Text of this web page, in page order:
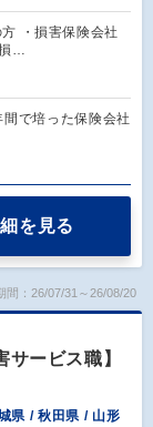
・損害保険会社
…
で培った保険会社
を見る
間：26/07/31～26/08/20
ービス職】
県 / 秋田県 / 山形